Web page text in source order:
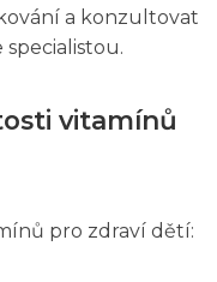
a konzultovat
vitamínů
pro zdraví dětí: